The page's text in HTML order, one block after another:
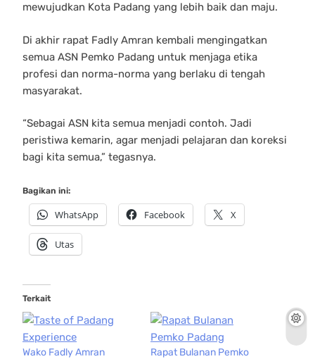
mewujudkan Kota Padang yang lebih baik dan maju.
Di akhir rapat Fadly Amran kembali mengingatkan
semua ASN Pemko Padang untuk menjaga etika
profesi dan norma-norma yang berlaku di tengah
masyarakat.
“Sebagai ASN kita semua menjadi contoh. Jadi
peristiwa kemarin, agar menjadi pelajaran dan koreksi
bagi kita semua,” tegasnya.
Bagikan ini:
WhatsApp Facebook X
Utas
Terkait
Wako Fadly Amran
Rapat Bulanan Pemko